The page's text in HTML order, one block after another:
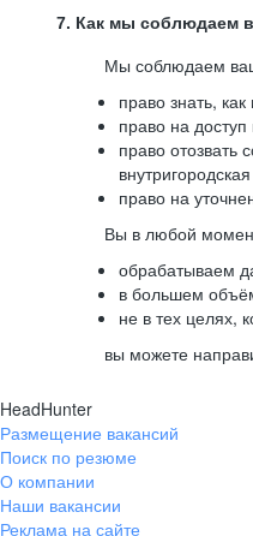
7. Как мы соблюдаем
Мы соблюдаем
право знать,
право на
право отозвать
право на
Вы в любой
обрабатываем
в большем
не в тех целях,
вы можете
HeadHunter
Размещение вакансий
Поиск по резюме
О компании
Наши вакансии
Реклама на сайте